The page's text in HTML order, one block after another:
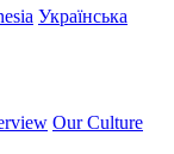
Українська
Our Culture